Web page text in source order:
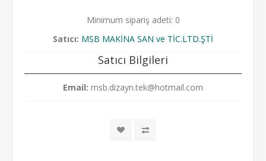
Minimum sipariş adeti: 0
Satıcı: MSB MAKİNA SAN ve TİC.LTD.ŞTİ
Satıcı Bilgileri
Email: msb.dizayn.tek@hotmail.com